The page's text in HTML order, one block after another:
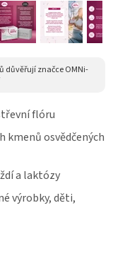
důvěřují značce OMNi-
flóru
kmenů osvědčených
a laktózy
výrobky, děti,